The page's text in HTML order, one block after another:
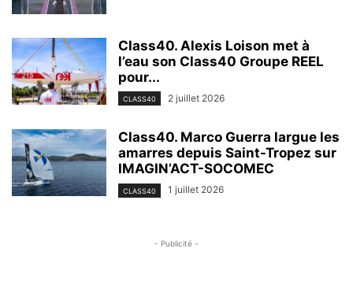
Class40. Alexis Loison met à
l’eau son Class40 Groupe REEL
pour...
CLASS40 2 juillet 2026
Class40. Marco Guerra largue les
amarres depuis Saint-Tropez sur
IMAGIN’ACT-SOCOMEC
CLASS40 1 juillet 2026
- Publicité -